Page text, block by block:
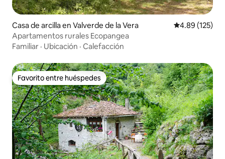
Casa de arcilla en Valverde de la Vera Calificación
4.89 (125)
Apartamentos rurales Ecopangea
Familiar · Ubicación · Calefacción
Favorito entre huéspedes
Favorito entre huéspedes